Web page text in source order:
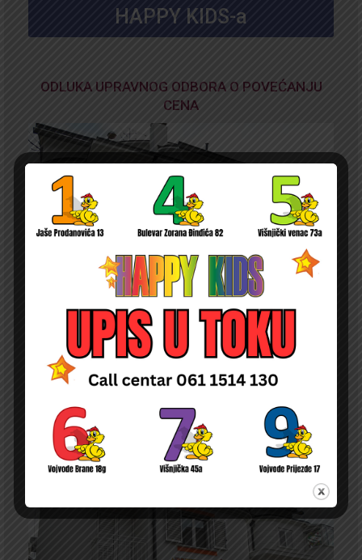
HAPPY KIDS-a
ODLUKA UPRAVNOG ODBORA O POVEĆANJU
CENA
ODLUKA O PRAVU NA NAKNADU DELA TROŠKOVA BORAVKA DECE U
PU ČIJI JE OSNIVAČ DURGO PRAVNO ILI FIZIČKO LICE NA TERITORIJI
GRADA BEOGRADA